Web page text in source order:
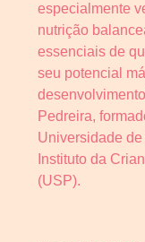
especialmente
nutrição
essenciais de
seu potencial
Pedreira,
Universidade
Instituto da
(USP).